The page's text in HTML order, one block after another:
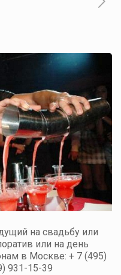
на свадьбу или
или на день
в Москве: + 7 (495)
931-15-39